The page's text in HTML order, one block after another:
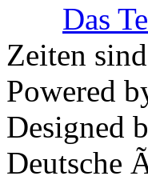
Das
Zeiten
Powered
Designed
Deutsche